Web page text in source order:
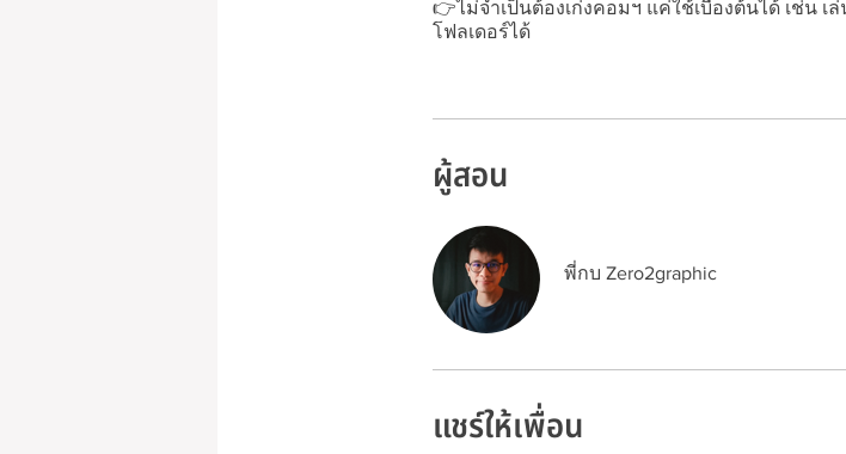
👉ไม่จำเป็นต้องเก่งคอมฯ แค่ใช้เบื้องต้นได้ เช่น เ
โฟลเดอร์ได้
ผู้สอน
พี่กบ Zero2graphic
แชร์ให้เพื่อน